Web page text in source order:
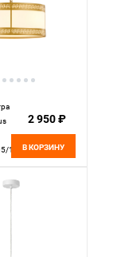
1395,
2 950 ₽
В КОРЗИНУ